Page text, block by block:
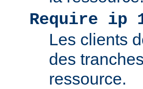
Require ip
Les clients
des
ressource.